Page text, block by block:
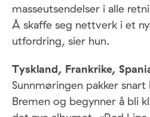
masseutsendelser i alle
Å skaffe seg nettverk i et
utfordring, sier hun.
Tyskland, Frankrike,
Sunnmøringen pakker
Bremen og begynner å bli